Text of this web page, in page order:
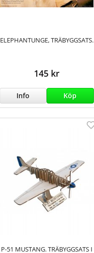
ELEPHANTUNGE, TRÄBYGGSATS.
145 kr
Info Köp
P-51 MUSTANG. TRÄBYGGSATS I